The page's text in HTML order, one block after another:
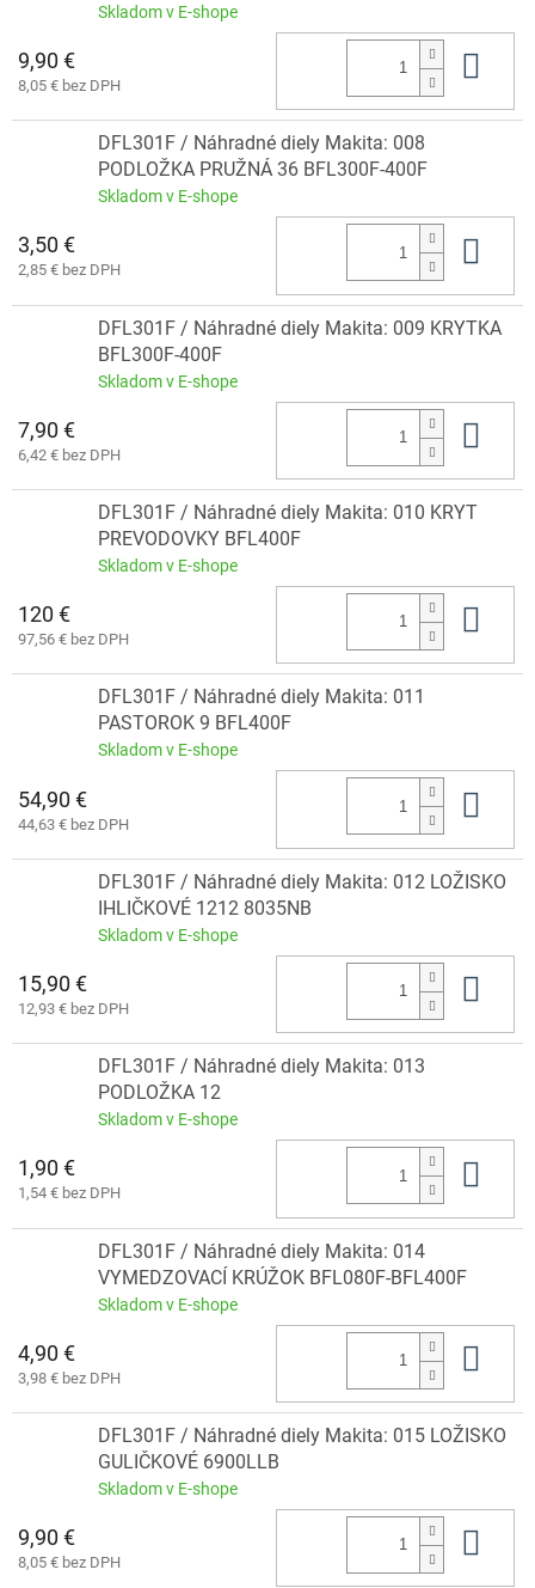
Skladom v E-shope
9,90 €
8,05 € bez DPH
DFL301F / Náhradné diely Makita: 008
PODLOŽKA PRUŽNÁ 36 BFL300F-400F
Skladom v E-shope
3,50 €
2,85 € bez DPH
DFL301F / Náhradné diely Makita: 009 KRYTKA
BFL300F-400F
Skladom v E-shope
7,90 €
6,42 € bez DPH
DFL301F / Náhradné diely Makita: 010 KRYT
PREVODOVKY BFL400F
Skladom v E-shope
120 €
97,56 € bez DPH
DFL301F / Náhradné diely Makita: 011
PASTOROK 9 BFL400F
Skladom v E-shope
54,90 €
44,63 € bez DPH
DFL301F / Náhradné diely Makita: 012 LOŽISKO
IHLIČKOVÉ 1212 8035NB
Skladom v E-shope
15,90 €
12,93 € bez DPH
DFL301F / Náhradné diely Makita: 013
PODLOŽKA 12
Skladom v E-shope
1,90 €
1,54 € bez DPH
DFL301F / Náhradné diely Makita: 014
VYMEDZOVACÍ KRÚŽOK BFL080F-BFL400F
Skladom v E-shope
4,90 €
3,98 € bez DPH
DFL301F / Náhradné diely Makita: 015 LOŽISKO
GULIČKOVÉ 6900LLB
Skladom v E-shope
9,90 €
8,05 € bez DPH